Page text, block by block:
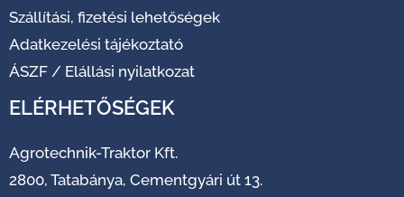
Szállítási, fizetési lehetőségek
Adatkezelési tájékoztató
ÁSZF / Elállási nyilatkozat
ELÉRHETŐSÉGEK
Agrotechnik-Traktor Kft.
2800, Tatabánya, Cementgyári út 13.